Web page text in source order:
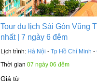
Tour du lịch Sài Gòn Vũng
nhất | 7 ngày 6 đêm
Lịch trình: Hà Nội -Tp Hồ Chí Minh -
Thời gian07 ngày 06 đêm
Giá từ